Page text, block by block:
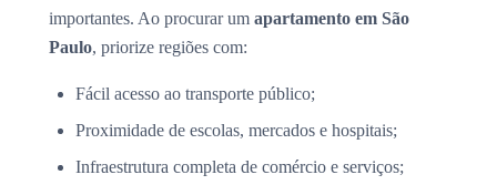
importantes. Ao procurar um apartamento em São
Paulo, priorize regiões com:
Fácil acesso ao transporte público;
Proximidade de escolas, mercados e hospitais;
Infraestrutura completa de comércio e serviços;